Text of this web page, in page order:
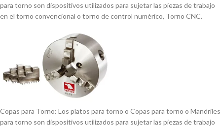
para torno son dispositivos utilizados para sujetar las piezas de trabajo
en el torno convencional o torno de control numérico, Torno CNC.
Copas para Torno: Los platos para torno o Copas para torno o Mandriles
para torno son dispositivos utilizados para sujetar las piezas de trabajo